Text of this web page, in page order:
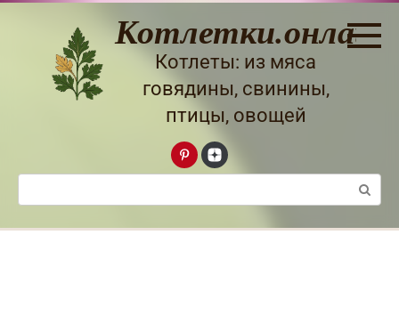
Перейти
Котлетки.онлайн
Котлеты: из мяса
говядины, свинины,
птицы, овощей
Поиск: